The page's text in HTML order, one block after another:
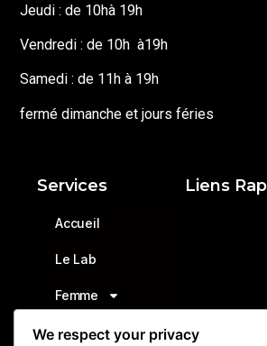
Jeudi : de 10hà 19h
Vendredi : de 10h à19h
Samedi : de 11h à 19h
fermé dimanche et jours féries
Services
Accueil
Le Lab
Femme
Homme
Liens
We respect your privacy